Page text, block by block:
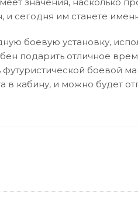
сегодня им станете
боевую установку,
подарить отличное
футуристической боевой
в кабину, и можно будет